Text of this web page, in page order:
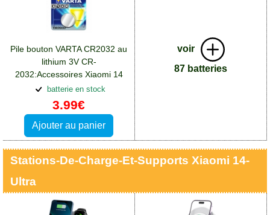
Pile bouton VARTA CR2032 au
lithium 3V CR-
2032:Accessoires Xiaomi 14
Ultra
batterie en stock
3.99€
Ajouter au panier
voir
87 batteries
Stations-De-Charge-Et-Supports Xiaomi 14-
Ultra